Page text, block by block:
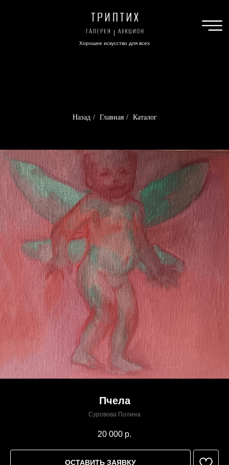
Хорошее искусство для всех
Назад / Главная / Каталог
Пчела
Суровова Полина
20 000 р.
ОСТАВИТЬ ЗАЯВКУ